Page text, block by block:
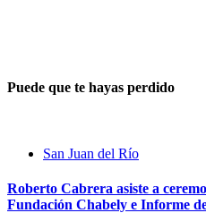
Puede que te hayas perdido
San Juan del Río
Roberto Cabrera asiste a
Fundación Chabely e Informe